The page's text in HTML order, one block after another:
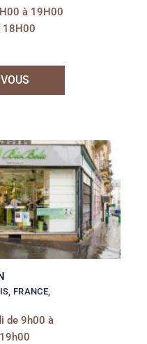
à 19H00
18H00
FRANCE,
de 9h00 à